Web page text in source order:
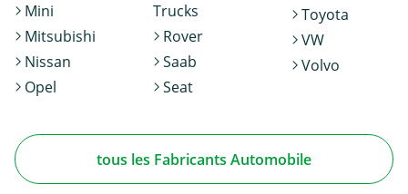
Mini
Mitsubishi
Nissan
Opel
Trucks
Rover
Saab
Seat
Toyota
VW
Volvo
tous les Fabricants Automobile